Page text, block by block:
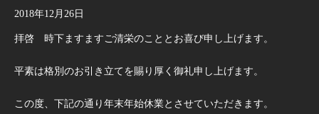
2018年12月26日
拝啓 時下ますますご清栄のこととお喜び申し上げます。
平素は格別のお引き立てを賜り厚く御礼申し上げます。
この度、下記の通り年末年始休業とさせていただきます。